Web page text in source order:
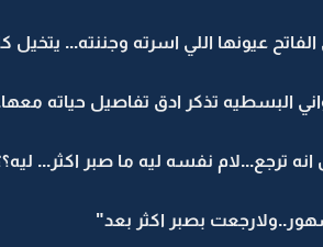
عيونها اللي اسرته وجننته...
البسطيه تذكر ادق تفاصيل حياته
ترجع...لام نفسه ليه ما صبر اكثر...
بصبر اكثر بعد"